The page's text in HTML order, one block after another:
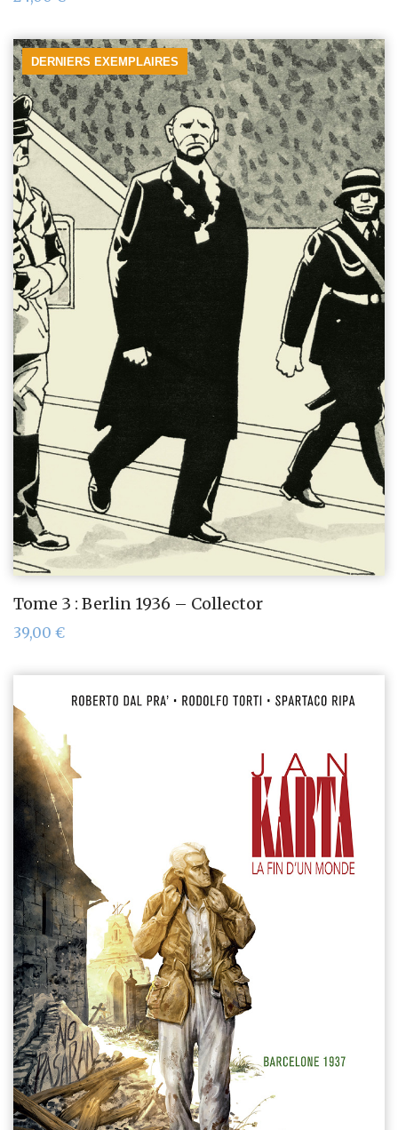
DERNIERS EXEMPLAIRES
Tome 3 : Berlin 1936 – Collector
39,00 €